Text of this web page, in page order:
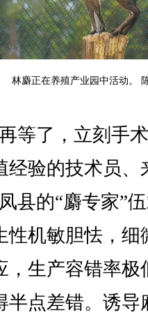
林麝正在养殖产业园中活动。
了，立刻手术
经验的技术员、
县的“麝专家”
性机敏胆怯，细
，生产容错率极
半点差错。诱导